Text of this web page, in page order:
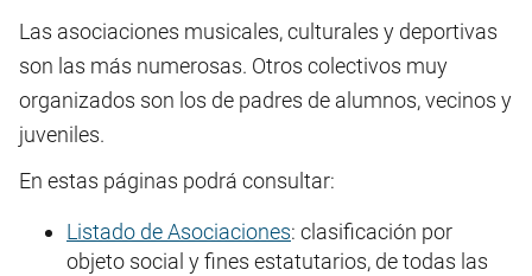
Las asociaciones musicales, culturales y deportivas
son las más numerosas. Otros colectivos muy
organizados son los de padres de alumnos, vecinos y
juveniles.
En estas páginas podrá consultar:
Listado de Asociaciones: clasificación por
objeto social y fines estatutarios, de todas las